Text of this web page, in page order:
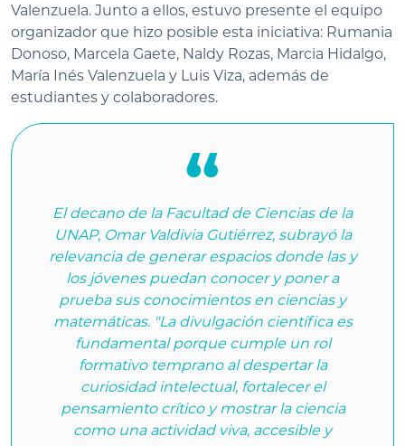
Valenzuela. Junto a ellos, estuvo presente el equipo
organizador que hizo posible esta iniciativa: Rumania
Donoso, Marcela Gaete, Naldy Rozas, Marcia Hidalgo,
María Inés Valenzuela y Luis Viza, además de
estudiantes y colaboradores.
El decano de la Facultad de Ciencias de la
UNAP, Omar Valdivia Gutiérrez, subrayó la
relevancia de generar espacios donde las y
los jóvenes puedan conocer y poner a
prueba sus conocimientos en ciencias y
matemáticas. "La divulgación científica es
fundamental porque cumple un rol
formativo temprano al despertar la
curiosidad intelectual, fortalecer el
pensamiento crítico y mostrar la ciencia
como una actividad viva, accesible y